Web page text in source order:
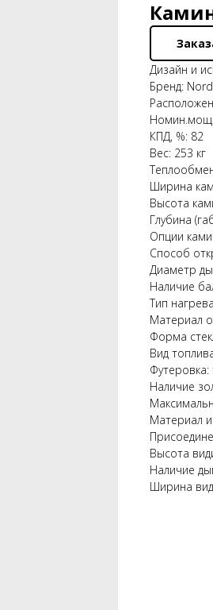
Дизайн и
Бренд:
КПД, %: 82
Вес: 253 кг
Ширина
Высота
Глубина
Опции
Способ
Диаметр
Наличие
Тип
Материал
Форма
Вид
Футеровка:
Наличие
Материал
Высота
Наличие
Ширина